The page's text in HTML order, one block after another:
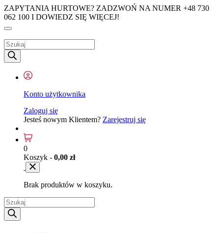
ZAPYTANIA HURTOWE? ZADZWOŃ NA NUMER +48 730
062 100 I DOWIEDZ SIĘ WIĘCEJ!
Wyszukiwarka
produktów
Konto użytkownika
Zaloguj się
Jesteś nowym Klientem? Zarejestruj się
0
Koszyk - 0,00 zł
Brak produktów w koszyku.
Wyszukiwarka
produktów